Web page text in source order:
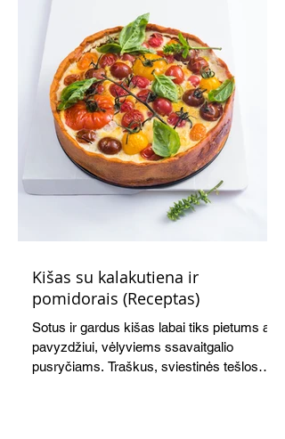
Kišas su kalakutiena ir
pomidorais (Receptas)
Sotus ir gardus kišas labai tiks pietums ar,
pavyzdžiui, vėlyviems ssavaitgalio
pusryčiams. Traškus, sviestinės tešlos